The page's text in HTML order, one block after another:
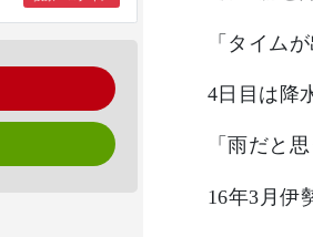
「タイム
4日目は降
「雨だと
16年3月伊